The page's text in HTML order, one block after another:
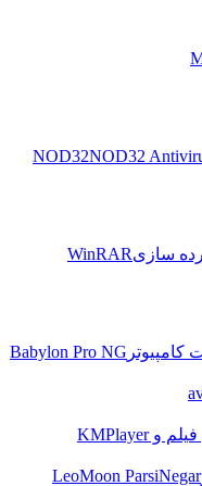
NOD32
سازیWinRAR
Babylon Pro NG
وKMPlayer
LeoMoon